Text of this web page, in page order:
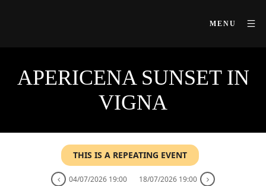
MENU
APERICENA SUNSET IN
VIGNA
THIS IS A REPEATING EVENT
04/07/2026 19:00 18/07/2026 19:00